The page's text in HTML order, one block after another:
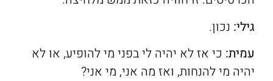
גילי: נכון.
עמית: כי אז לא יהיה לי בפני מי להופיע, או לא
יהיה מי להנחות, ואז מה אני, מי אני?